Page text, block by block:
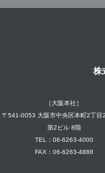
株
［大阪本社］
〒541-0053 大阪市中央区本町2丁目
第2ビル 8階
TEL：06-6263-4000
FAX：06-6263-4888